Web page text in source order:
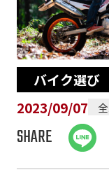
バイク選び
2023/09/07
SHARE